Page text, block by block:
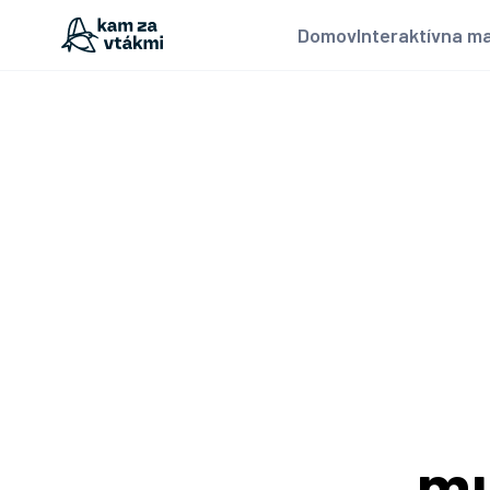
DomovInteraktívna